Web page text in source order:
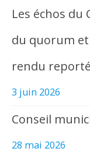
Les échos du
du quorum
rendu
3 juin 2026
Conseil
28 mai 2026